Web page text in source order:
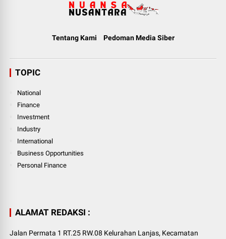
Tentang Kami Pedoman Media Siber
TOPIC
National
Finance
Investment
Industry
International
Business Opportunities
Personal Finance
ALAMAT REDAKSI :
Jalan Permata 1 RT.25 RW.08 Kelurahan Lanjas, Kecamatan